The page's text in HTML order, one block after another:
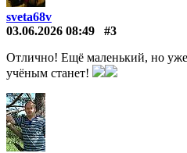
sveta68v
03.06.2026 08:49
#3
Отлично! Ещё маленький, но уже
учёным станет!